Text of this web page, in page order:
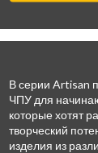
В серии Artisan
ЧПУ для
которые хотят
творческий
изделия из